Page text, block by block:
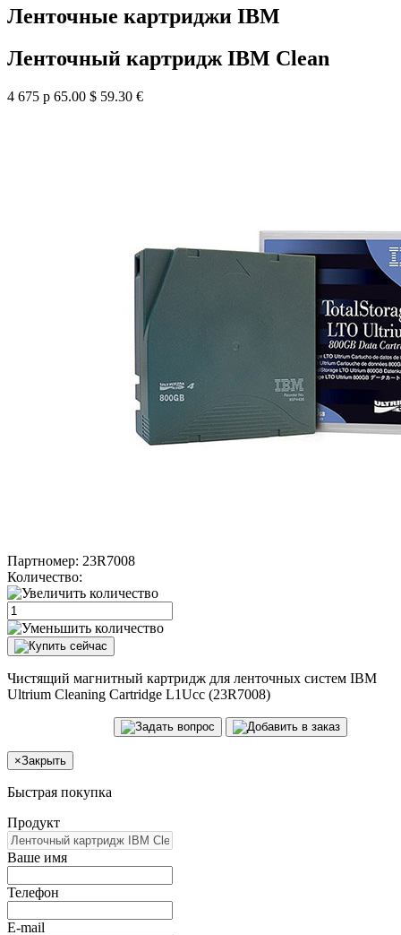
Ленточные картриджи IBM
Ленточный картридж IBM Clean
4 675 р 65.00 $ 59.30 €
Партномер: 23R7008
Количество:
Чистящий магнитный картридж для ленточных систем IBM
Ultrium Cleaning Cartridge L1Ucc (23R7008)
×Закрыть
Быстрая покупка
Продукт
Ваше имя
Телефон
E-mail